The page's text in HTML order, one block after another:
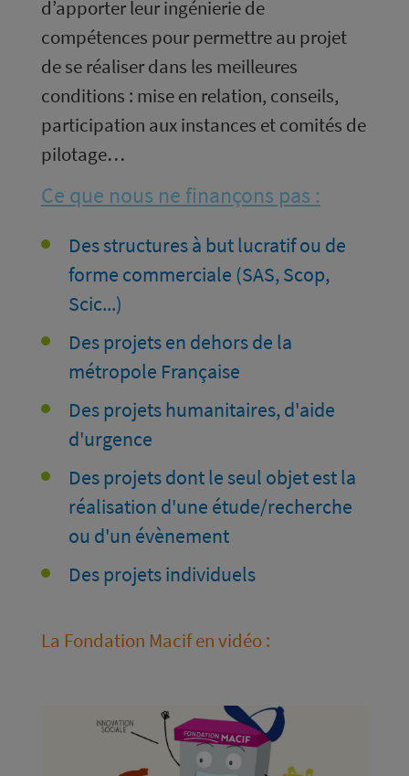
d’apporter leur ingénierie de
compétences pour permettre au projet
de se réaliser dans les meilleures
conditions : mise en relation, conseils,
participation aux instances et comités de
pilotage…
Ce que nous ne finançons pas :
Des structures à but lucratif ou de
forme commerciale (SAS, Scop,
Scic...)
Des projets en dehors de la
métropole Française
Des projets humanitaires, d'aide
d'urgence
Des projets dont le seul objet est la
réalisation d'une étude/recherche
ou d'un évènement
Des projets individuels
La Fondation Macif en vidéo :